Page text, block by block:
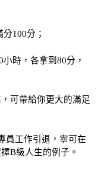
100分；
時，各拿到80分，
可帶給你更大的滿足
員工作引退，寧可在
B級人生的例子。